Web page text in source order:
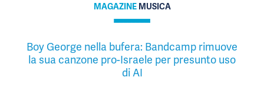
MAGAZINE MUSICA
Boy George nella bufera: Bandcamp rimuove
la sua canzone pro-Israele per presunto uso
di AI